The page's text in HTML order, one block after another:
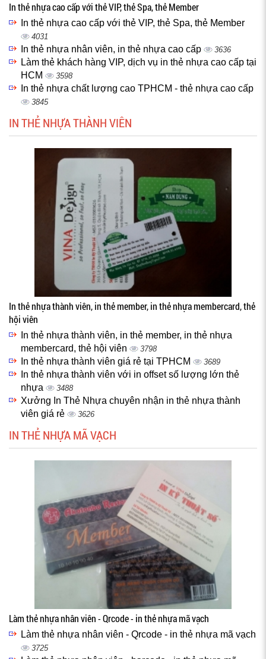
In thẻ nhựa cao cấp với thẻ VIP, thẻ Spa, thẻ Member
In thẻ nhựa cao cấp với thẻ VIP, thẻ Spa, thẻ Member
4031
In thẻ nhựa nhân viên, in thẻ nhựa cao cấp 3636
Làm thẻ khách hàng VIP, dịch vụ in thẻ nhựa cao cấp tại
HCM
3598
In thẻ nhựa chất lượng cao TPHCM - thẻ nhựa cao cấp
3845
IN THẺ NHỰA THÀNH VIÊN
In thẻ nhựa thành viên, in thẻ member, in thẻ nhựa membercard, thẻ
hội viên
In thẻ nhựa thành viên, in thẻ member, in thẻ nhựa
membercard, thẻ hội viên
3798
In thẻ nhựa thành viên giá rẻ tại TPHCM 3689
In thẻ nhựa thành viên với in offset số lượng lớn thẻ
nhựa
3488
Xưởng In Thẻ Nhựa chuyên nhận in thẻ nhựa thành
viên giá rẻ
3626
IN THẺ NHỰA MÃ VẠCH
Làm thẻ nhựa nhân viên - Qrcode - in thẻ nhựa mã vạch
Làm thẻ nhựa nhân viên - Qrcode - in thẻ nhựa mã vạch
3725